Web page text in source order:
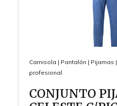
Camisola | Pantalón | Pijamas |
profesional
CONJUNTO